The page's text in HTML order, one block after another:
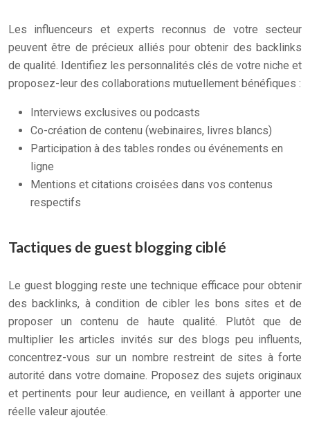
Les influenceurs et experts reconnus de votre secteur
peuvent être de précieux alliés pour obtenir des backlinks
de qualité. Identifiez les personnalités clés de votre niche et
proposez-leur des collaborations mutuellement bénéfiques :
Interviews exclusives ou podcasts
Co-création de contenu (webinaires, livres blancs)
Participation à des tables rondes ou événements en
ligne
Mentions et citations croisées dans vos contenus
respectifs
Tactiques de guest blogging ciblé
Le guest blogging reste une technique efficace pour obtenir
des backlinks, à condition de cibler les bons sites et de
proposer un contenu de haute qualité. Plutôt que de
multiplier les articles invités sur des blogs peu influents,
concentrez-vous sur un nombre restreint de sites à forte
autorité dans votre domaine. Proposez des sujets originaux
et pertinents pour leur audience, en veillant à apporter une
réelle valeur ajoutée.